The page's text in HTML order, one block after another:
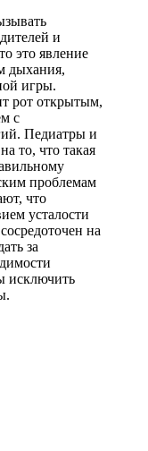
и
это явление
дыхания,
игры.
рот открытым,
с
Педиатры и
то, что такая
проблемам
что
усталости
на
за
исключить